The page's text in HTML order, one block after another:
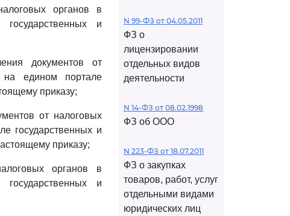
органов в
и
документов от
на едином портале
приказу;
от налоговых
государственных и
приказу;
органов в
и
N 99-ФЗ от 04.05.2011
ФЗ о
лицензировании
отдельных видов
деятельности
N 14-ФЗ от 08.02.1998
ФЗ об ООО
N 223-ФЗ от 18.07.2011
ФЗ о закупках
товаров, работ, услуг
отдельными видами
юридических лиц